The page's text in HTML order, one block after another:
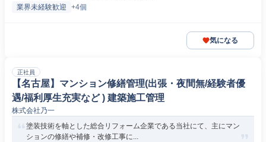
業界未経験歓迎 +4個
気になる
正社員
【名古屋】マンション修繕管理(出張・夜間無/経験者優
遇/福利厚生充実など ) 建築施工管理
株式会社乃一
塗装技術を軸とした総合リフォーム企業である当社にて、主にマン
ションの修繕や補修・改修工事に...